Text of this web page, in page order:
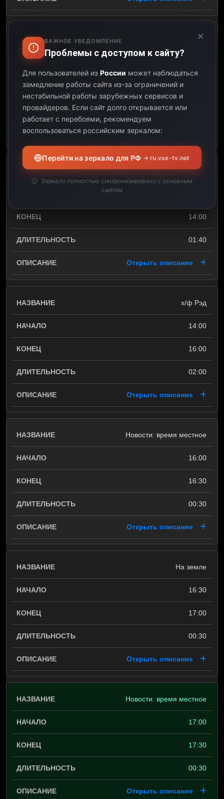
х/ф Пышка
Открыть описание
х/ф Аферисты поневоле
14:00
01:40
Открыть описание
х/ф Рэд
14:00
16:00
02:00
Открыть описание
Новости: время местное
16:00
16:30
00:30
Открыть описание
На земле
16:30
17:00
00:30
Открыть описание
Новости: время местное
17:00
17:30
00:30
Открыть описание
×
ВАЖНОЕ УВЕДОМЛЕНИЕ
Проблемы с доступом к сайту?
Для пользователей из России может наблюдаться
замедление работы сайта из-за ограничений и
нестабильной работы зарубежных сервисов и
провайдеров. Если сайт долго открывается или
работает с перебоями, рекомендуем
воспользоваться российским зеркалом:
Перейти на зеркало для РФ → ru.vse-tv.net
Зеркало полностью синхронизировано с основным
сайтом